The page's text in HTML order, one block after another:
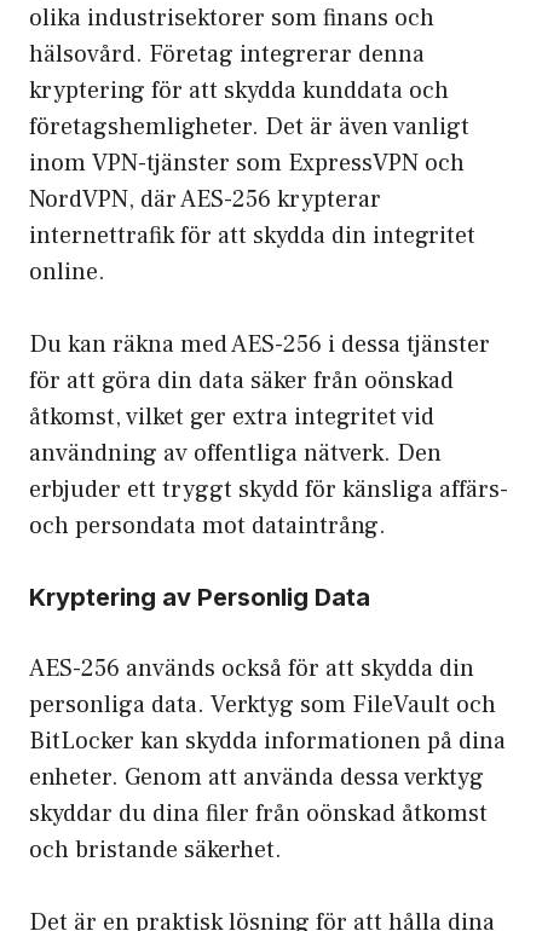
olika industrisektorer som finans och
hälsovård. Företag integrerar denna
kryptering för att skydda kunddata och
företagshemligheter. Det är även vanligt
inom VPN-tjänster som ExpressVPN och
NordVPN, där AES-256 krypterar
internettrafik för att skydda din integritet
online.
Du kan räkna med AES-256 i dessa tjänster
för att göra din data säker från oönskad
åtkomst, vilket ger extra integritet vid
användning av offentliga nätverk. Den
erbjuder ett tryggt skydd för känsliga affärs-
och persondata mot dataintrång.
Kryptering av Personlig Data
AES-256 används också för att skydda din
personliga data. Verktyg som FileVault och
BitLocker kan skydda informationen på dina
enheter. Genom att använda dessa verktyg
skyddar du dina filer från oönskad åtkomst
och bristande säkerhet.
Det är en praktisk lösning för att hålla dina